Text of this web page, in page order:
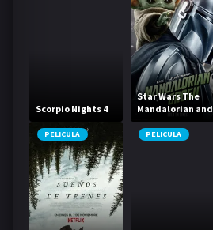
Scorpio Nights 4
Star Wars The
Mandalorian and
Grogu
PELICULA PELICULA